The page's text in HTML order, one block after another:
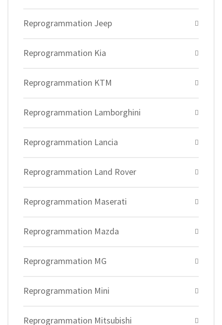
Reprogrammation Jeep
Reprogrammation Kia
Reprogrammation KTM
Reprogrammation Lamborghini
Reprogrammation Lancia
Reprogrammation Land Rover
Reprogrammation Maserati
Reprogrammation Mazda
Reprogrammation MG
Reprogrammation Mini
Reprogrammation Mitsubishi